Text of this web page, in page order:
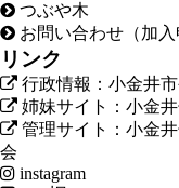
つぶや木
お問い合わせ（加入
リンク
行政情報：小金井
姉妹サイト：小金
管理サイト：小金
会
instagram